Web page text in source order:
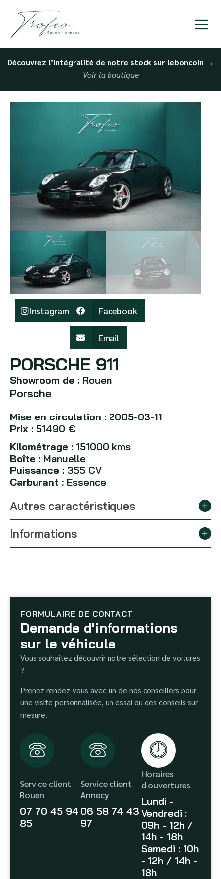
Découvrez l’intégralité de notre stock sur leboncoin →
Voir la boutique
Instagram Facebook
Email
PORSCHE 911
Showroom de : Rouen
Porsche
Mise en circulation : 2005-03-11
Prix : 51490 €
Kilométrage : 151000 kms
Boîte : Manuelle
Puissance : 355 CV
Carburant : Essence
Autres caractéristiques
Informations
FORMULAIRE DE CONTACT
Demande d'informations
sur le véhicule
Vous souhaitez découvrir notre sélection de voitures
?
Prenez rendez-vous avec un de nos conseillers pour
une visite personnalisée, un essai ou des conseils sur
mesure.
Service client
Rouen
07 70 45 94
85
Service client
Annecy
06 58 74 43
97
Horaires
d'ouvertures
Lundi -
Vendredi :
09h - 12h /
14h - 18h
Samedi : 10h
- 12h / 14h -
18h